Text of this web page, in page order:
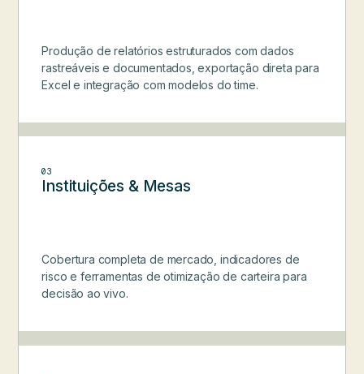
Produção de relatórios estruturados com dados
rastreáveis e documentados, exportação direta para
Excel e integração com modelos do time.
03
Instituições & Mesas
Cobertura completa de mercado, indicadores de
risco e ferramentas de otimização de carteira para
decisão ao vivo.